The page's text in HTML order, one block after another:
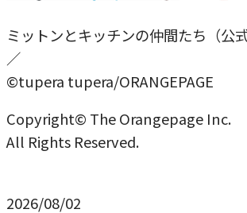
ミットンとキッチンの仲間たち（公
／
©tupera tupera/ORANGEPAGE
Copyright© The Orangepage Inc.
All Rights Reserved.
2026/08/02